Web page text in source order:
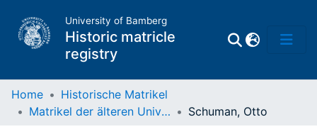
University of Bamberg
Historic matricle
registry
Home
Historische Matrikel
Matrikel der älteren Universität
Schuman, Otto